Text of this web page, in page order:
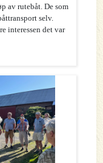
av rutebåt. De som
selv.
interessen det var